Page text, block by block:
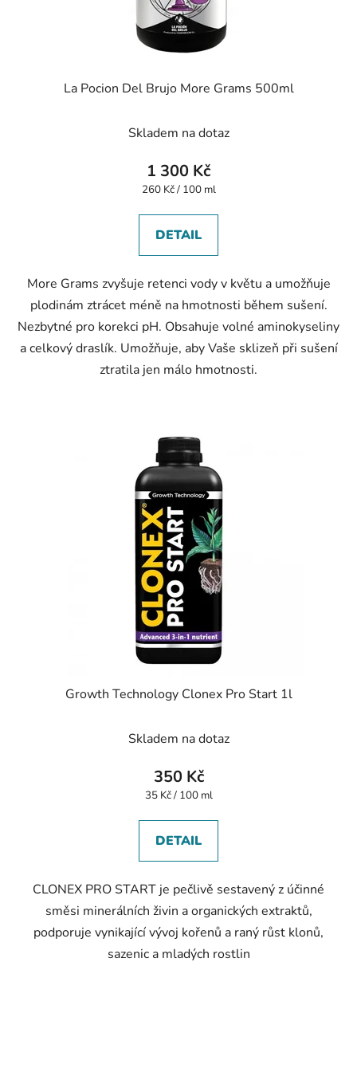
La Pocion Del Brujo More Grams 500ml
Skladem na dotaz
1 300 Kč
Měrná
260 Kč / 100 ml
DETAIL
More Grams zvyšuje retenci vody v květu a umožňuje
plodinám ztrácet méně na hmotnosti během sušení.
Nezbytné pro korekci pH. Obsahuje volné aminokyseliny
a celkový draslík. Umožňuje, aby Vaše sklizeň při sušení
ztratila jen málo hmotnosti.
Growth Technology Clonex Pro Start 1l
Skladem na dotaz
350 Kč
Měrná
35 Kč / 100 ml
DETAIL
CLONEX PRO START je pečlivě sestavený z účinné
směsi minerálních živin a organických extraktů,
podporuje vynikající vývoj kořenů a raný růst klonů,
sazenic a mladých rostlin